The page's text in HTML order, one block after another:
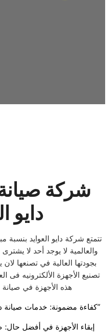
شركة
دايو
تتمتع شركة دايو العوايد بنسبة
والعالمية لا يوجد أحد لا يشترى
بجودتها العالية في تصنعها
تصنيع الأجهزة الألكترونيه فى
هذه الأجهزة في صيانة
.كفاءة مضمونة: خدمات صيانة دايو الاحترافية في العوايد”